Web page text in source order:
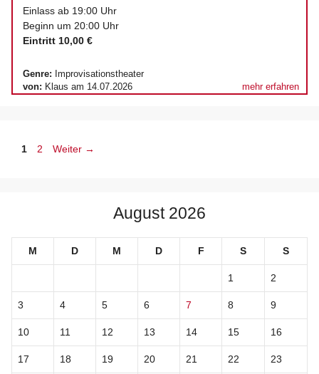
Einlass ab 19:00 Uhr
Beginn um 20:00 Uhr
Eintritt 10,00 €
Genre: Improvisationstheater
von: Klaus am 14.07.2026 mehr erfahren
Seite
1 Seite
2 Weiter →
August 2026
M D M D F S S
1 2
3 4 5 6 7 8 9
10 11 12 13 14 15 16
17 18 19 20 21 22 23